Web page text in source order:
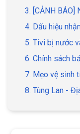
3. [CẢNH
4. Dấu hiệu
5. Tivi bị nước
6. Chính sách
7. Mẹo vệ sinh
8. Tùng Lan -